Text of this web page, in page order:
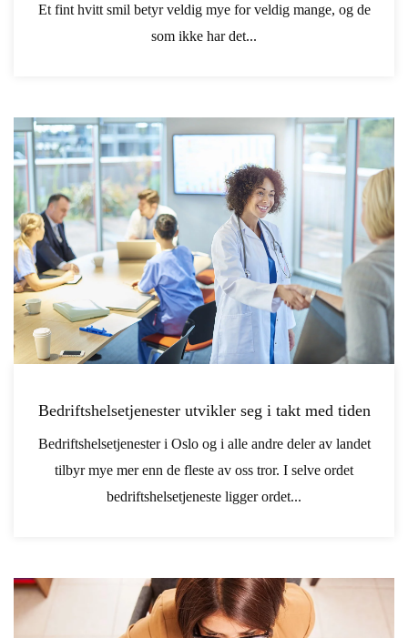
Et fint hvitt smil betyr veldig mye for veldig mange, og de
som ikke har det...
Bedriftshelsetjenester utvikler seg i takt med tiden
Bedriftshelsetjenester i Oslo og i alle andre deler av landet
tilbyr mye mer enn de fleste av oss tror. I selve ordet
bedriftshelsetjeneste ligger ordet...